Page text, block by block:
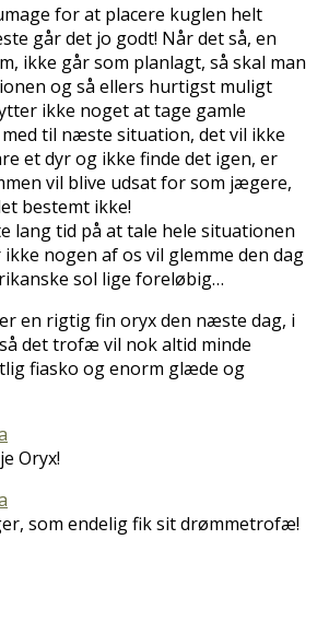
for at placere kuglen helt
går det jo godt! Når det så, en
ikke går som planlagt, så skal man
og så ellers hurtigst muligt
ikke noget at tage gamle
til næste situation, det vil ikke
et dyr og ikke finde det igen, er
vil blive udsat for som jægere,
bestemt ikke!
lang tid på at tale hele situationen
nogen af os vil glemme den dag
sol lige foreløbig…
en rigtig fin oryx den næste dag, i
det trofæ vil nok altid minde
fiasko og enorm glæde og
Oryx!
som endelig fik sit drømmetrofæ!